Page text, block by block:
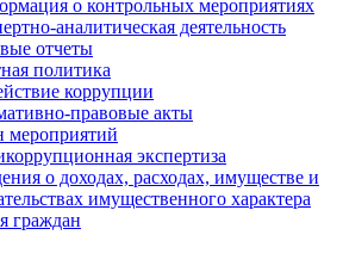
о контрольных мероприятиях
аналитическая деятельность
отчеты
политика
коррупции
правовые акты
мероприятий
экспертиза
о доходах, расходах, имуществе и
имущественного характера
граждан